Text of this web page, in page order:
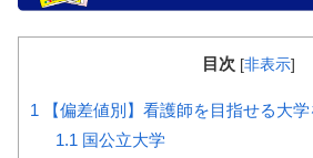
目次 [非表示]
1 【偏差値別】看護師を目指せる大
1.1 国公立大学